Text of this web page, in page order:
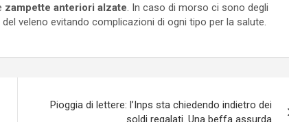
zampette anteriori alzate . In caso di morso ci sono degli
veleno evitando complicazioni di ogni tipo per la salute.
Pioggia di lettere: l’Inps sta chiedendo indietro dei
soldi regalati. Una beffa assurda